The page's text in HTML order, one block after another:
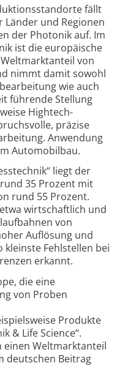
fällt
Länder und Regionen
der Photonik auf. Im
ist die europäische
von
nimmt damit sowohl
wie auch
führende Stellung
Hightech-
präzise
Anwendung
Automobilbau.
liegt der
35 Prozent mit
rund 55 Prozent.
wirtschaftlich und
von
Auflösung und
kleinste Fehlstellen bei
erkannt.
die eine
von Proben
Produkte
& Life Science“.
einen Weltmarktanteil
deutschen Beitrag